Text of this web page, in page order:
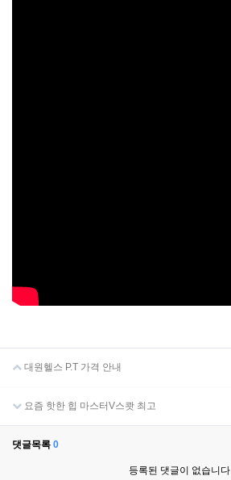
대원헬스 P.T 가격 안내
요즘 핫한 힙 마스터V스쾃 최고
댓글목록 0
등록된 댓글이 없습니다.